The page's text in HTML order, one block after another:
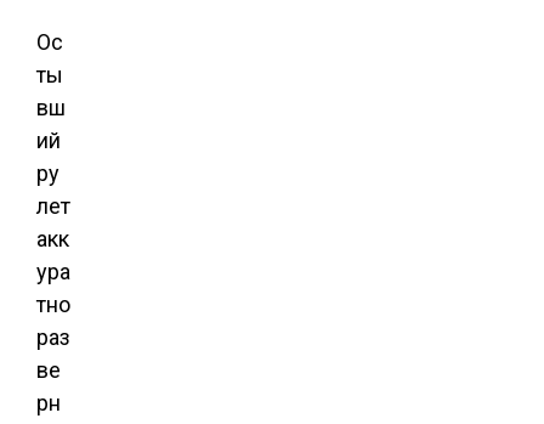
Ос
ты
вш
ий
ру
лет
акк
ура
тно
раз
ве
рн